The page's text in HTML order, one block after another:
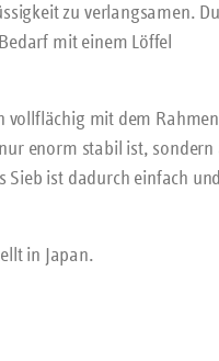
zu verlangsamen.
mit einem Löffel
vollflächig mit dem Rahmen
enorm stabil ist, sondern
ist dadurch einfach
in Japan.